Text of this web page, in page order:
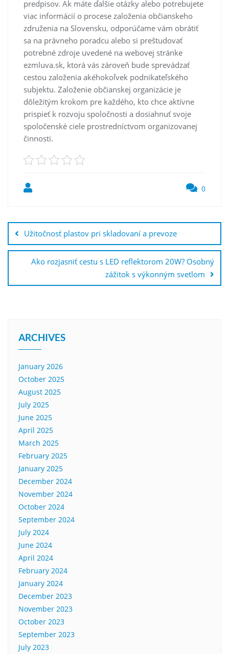
predpisov. Ak máte ďalšie otázky alebo potrebujete
viac informácií o procese založenia občianskeho
združenia na Slovensku, odporúčame vám obrátiť
sa na právneho poradcu alebo si preštudovať
potrebné zdroje uvedené na webovej stránke
ezmluva.sk, ktorá vás zároveň bude sprevádzať
cestou založenia akéhokoľvek podnikateľského
subjektu. Založenie občianskej organizácie je
dôležitým krokom pre každého, kto chce aktívne
prispieť k rozvoju spoločnosti a dosiahnuť svoje
spoločenské ciele prostredníctvom organizovanej
činnosti.
0
navigation
Užitočnosť plastov pri skladovaní a prevoze
Ako rozjasniť cestu s LED reflektorom 20W? Osobný
zážitok s výkonným svetlom
ARCHIVES
January 2026
October 2025
August 2025
July 2025
June 2025
April 2025
March 2025
February 2025
January 2025
December 2024
November 2024
October 2024
September 2024
July 2024
June 2024
April 2024
February 2024
January 2024
December 2023
November 2023
October 2023
September 2023
July 2023